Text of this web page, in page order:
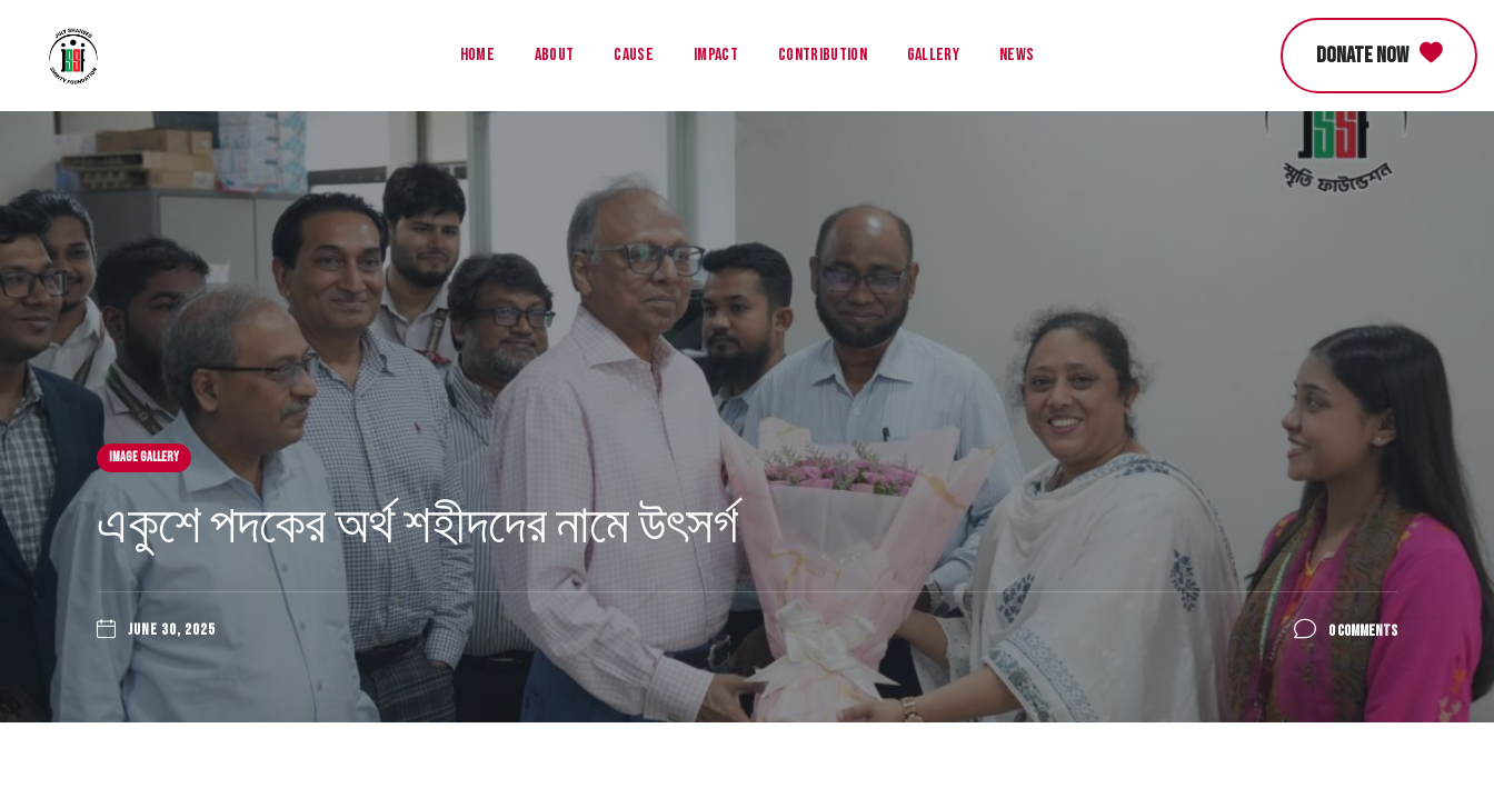
Home About Cause Impact Contribution Gallery News DONATE NOW
Image Gallery
একুশে পদকের অর্থ শহীদদের নামে উৎসর্গ
JUNE 30, 2025 0 COMMENTS